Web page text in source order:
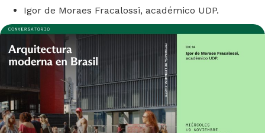
Igor de Moraes Fracalossi, académico UDP.